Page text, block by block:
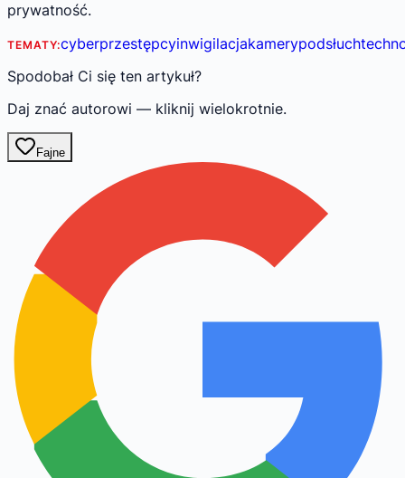
prywatność.
TEMATY:cyberprzestępcyinwigilacjakamerypodsłuch
Spodobał Ci się ten artykuł?
Daj znać autorowi — kliknij wielokrotnie.
Fajne